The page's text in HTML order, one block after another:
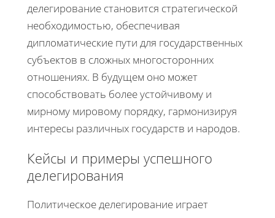
делегирование становится стратегической
необходимостью, обеспечивая
дипломатические пути для государственных
субъектов в сложных многосторонних
отношениях. В будущем оно может
способствовать более устойчивому и
мирному мировому порядку, гармонизируя
интересы различных государств и народов.
Кейсы и примеры успешного
делегирования
Политическое делегирование играет